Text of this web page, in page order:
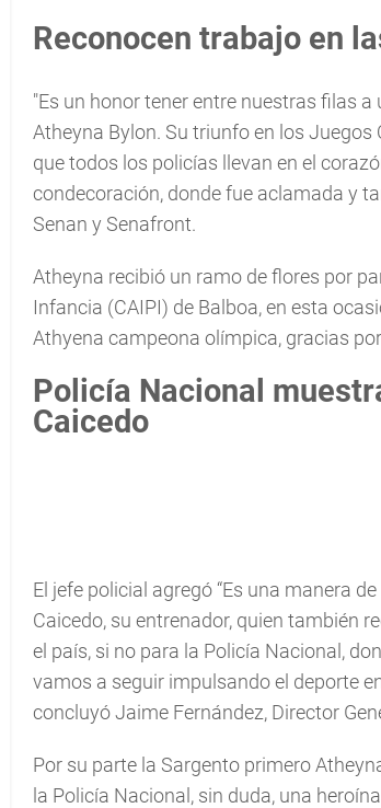
Reconocen trabajo en
"Es un honor tener entre nuestras filas
Atheyna Bylon. Su triunfo en los
que todos los policías llevan en el
condecoración, donde fue aclamada y
Senan y Senafront.
Atheyna recibió un ramo de flores por
Infancia (CAIPI) de Balboa, en esta
Athyena campeona olímpica, gracias
Policía Nacional
Caicedo
El jefe policial agregó “Es una manera
Caicedo, su entrenador, quien también
el país, si no para la Policía Nacional,
vamos a seguir impulsando el deporte
concluyó Jaime Fernández, Director
Por su parte la Sargento primero
la Policía Nacional, sin duda, una